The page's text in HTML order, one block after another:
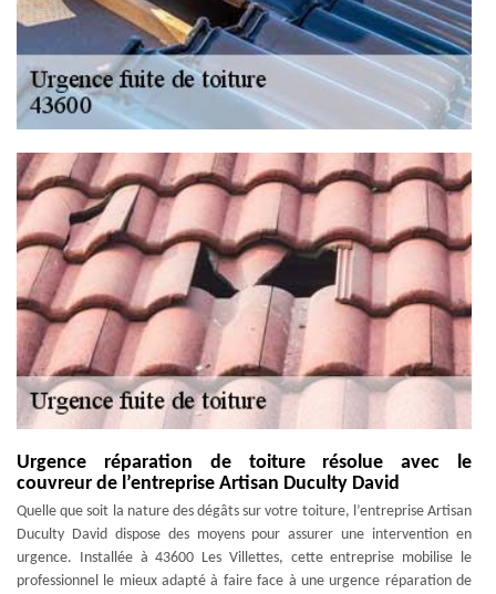
Urgence réparation de toiture résolue avec le
couvreur de l’entreprise Artisan Duculty David
Quelle que soit la nature des dégâts sur votre toiture, l’entreprise Artisan
Duculty David dispose des moyens pour assurer une intervention en
urgence. Installée à 43600 Les Villettes, cette entreprise mobilise le
professionnel le mieux adapté à faire face à une urgence réparation de